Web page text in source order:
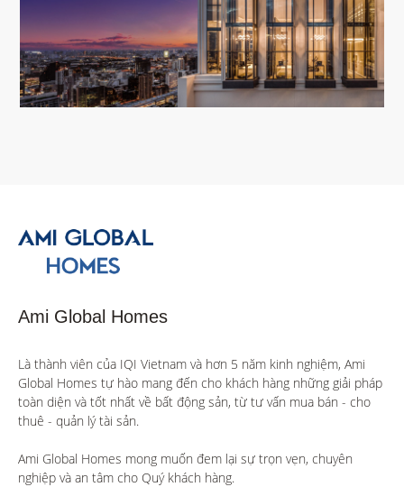
Ami Global Homes
Là thành viên của IQI Vietnam và hơn 5 năm kinh nghiệm, Ami
Global Homes tự hào mang đến cho khách hàng những giải pháp
toàn diện và tốt nhất về bất động sản, từ tư vấn mua bán - cho
thuê - quản lý tài sản.
Ami Global Homes mong muốn đem lại sự trọn vẹn, chuyên
nghiệp và an tâm cho Quý khách hàng.